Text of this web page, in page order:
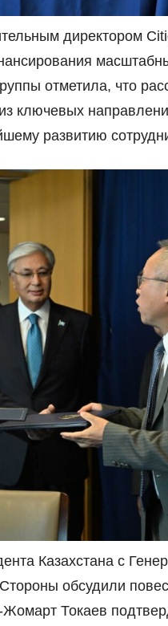
директором
отметила, что
ключевых
развитию
Казахстана с
обсудили
Токаев